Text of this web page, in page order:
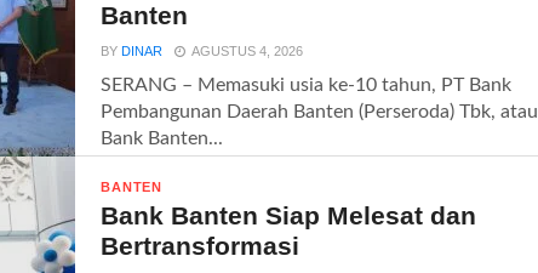
Banten
BYDINAR AGUSTUS 4, 2026
SERANG – Memasuki usia ke-10 tahun, PT Bank
Pembangunan Daerah Banten (Perseroda) Tbk, atau
Bank Banten...
BANTEN
Bank Banten Siap Melesat dan
Bertransformasi